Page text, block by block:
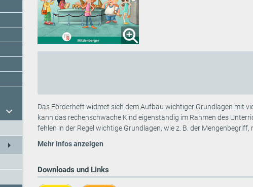
expand_more
arrow_right
Das Förderheft widmet sich dem Aufbau wichtiger Grundlagen mit
kann das rechenschwache Kind eigenständig im Rahmen des
fehlen in der Regel wichtige Grundlagen, wie z. B. der Mengenbegriff,
Mehr Infos anzeigen
Downloads und Links